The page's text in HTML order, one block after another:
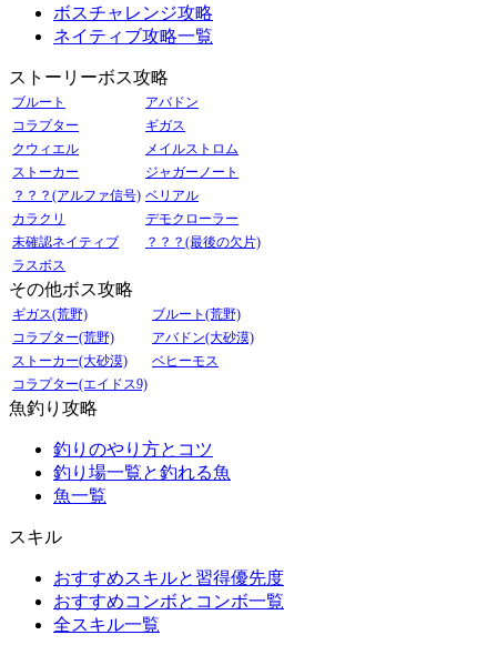
ボスチャレンジ攻略
ネイティブ攻略一覧
ストーリーボス攻略
ブルート
アバドン
コラプター
ギガス
クウィエル
メイルストロム
ストーカー
ジャガーノート
？？？(アルファ信号) ベリアル
カラクリ
デモクローラー
未確認ネイティブ
？？？(最後の欠片)
ラスボス
その他ボス攻略
ギガス(荒野)
ブルート(荒野)
コラプター(荒野)
アバドン(大砂漠)
ストーカー(大砂漠)
ベヒーモス
コラプター(エイドス9)
魚釣り攻略
釣りのやり方とコツ
釣り場一覧と釣れる魚
魚一覧
スキル
おすすめスキルと習得優先度
おすすめコンボとコンボ一覧
全スキル一覧